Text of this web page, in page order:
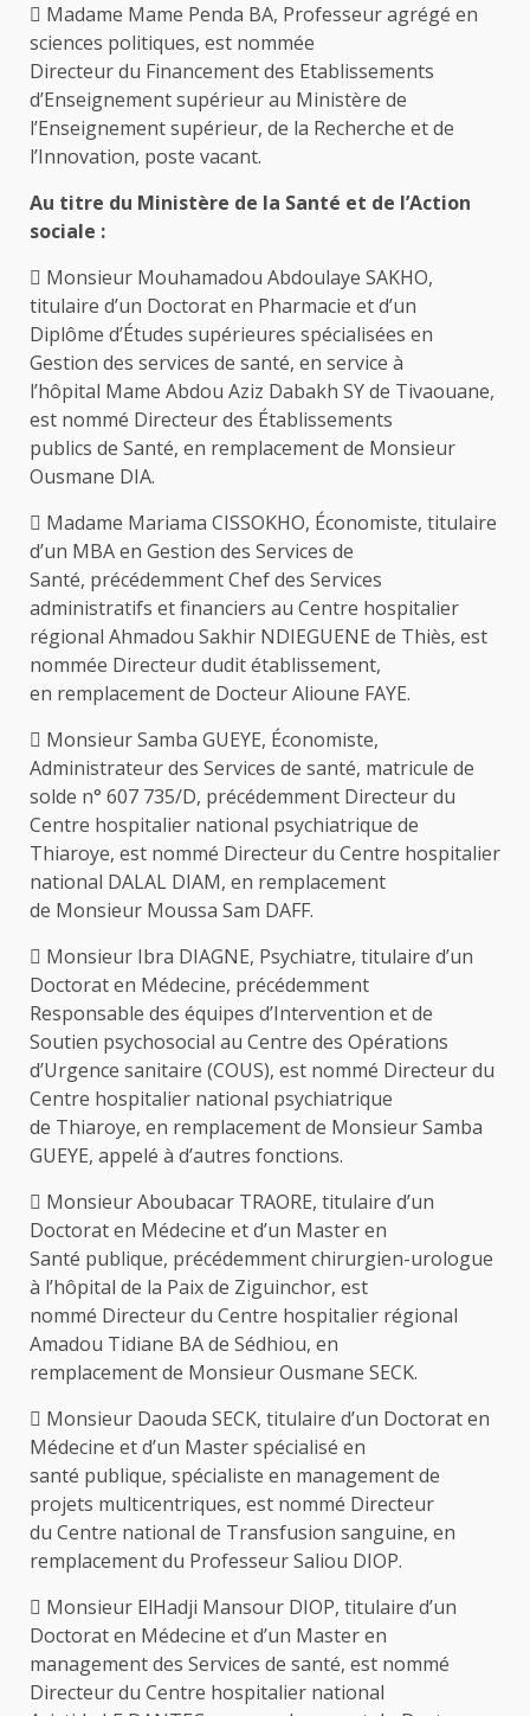
 Madame Mame Penda BA, Professeur agrégé en
sciences politiques, est nommée
Directeur du Financement des Etablissements
d’Enseignement supérieur au Ministère de
l’Enseignement supérieur, de la Recherche et de
l’Innovation, poste vacant.
Au titre du Ministère de la Santé et de l’Action
sociale :
 Monsieur Mouhamadou Abdoulaye SAKHO,
titulaire d’un Doctorat en Pharmacie et d’un
Diplôme d’Études supérieures spécialisées en
Gestion des services de santé, en service à
l’hôpital Mame Abdou Aziz Dabakh SY de Tivaouane,
est nommé Directeur des Établissements
publics de Santé, en remplacement de Monsieur
Ousmane DIA.
 Madame Mariama CISSOKHO, Économiste, titulaire
d’un MBA en Gestion des Services de
Santé, précédemment Chef des Services
administratifs et financiers au Centre hospitalier
régional Ahmadou Sakhir NDIEGUENE de Thiès, est
nommée Directeur dudit établissement,
en remplacement de Docteur Alioune FAYE.
 Monsieur Samba GUEYE, Économiste,
Administrateur des Services de santé, matricule de
solde n° 607 735/D, précédemment Directeur du
Centre hospitalier national psychiatrique de
Thiaroye, est nommé Directeur du Centre hospitalier
national DALAL DIAM, en remplacement
de Monsieur Moussa Sam DAFF.
 Monsieur Ibra DIAGNE, Psychiatre, titulaire d’un
Doctorat en Médecine, précédemment
Responsable des équipes d’Intervention et de
Soutien psychosocial au Centre des Opérations
d’Urgence sanitaire (COUS), est nommé Directeur du
Centre hospitalier national psychiatrique
de Thiaroye, en remplacement de Monsieur Samba
GUEYE, appelé à d’autres fonctions.
 Monsieur Aboubacar TRAORE, titulaire d’un
Doctorat en Médecine et d’un Master en
Santé publique, précédemment chirurgien-urologue
à l’hôpital de la Paix de Ziguinchor, est
nommé Directeur du Centre hospitalier régional
Amadou Tidiane BA de Sédhiou, en
remplacement de Monsieur Ousmane SECK.
 Monsieur Daouda SECK, titulaire d’un Doctorat en
Médecine et d’un Master spécialisé en
santé publique, spécialiste en management de
projets multicentriques, est nommé Directeur
du Centre national de Transfusion sanguine, en
remplacement du Professeur Saliou DIOP.
 Monsieur ElHadji Mansour DIOP, titulaire d’un
Doctorat en Médecine et d’un Master en
management des Services de santé, est nommé
Directeur du Centre hospitalier national